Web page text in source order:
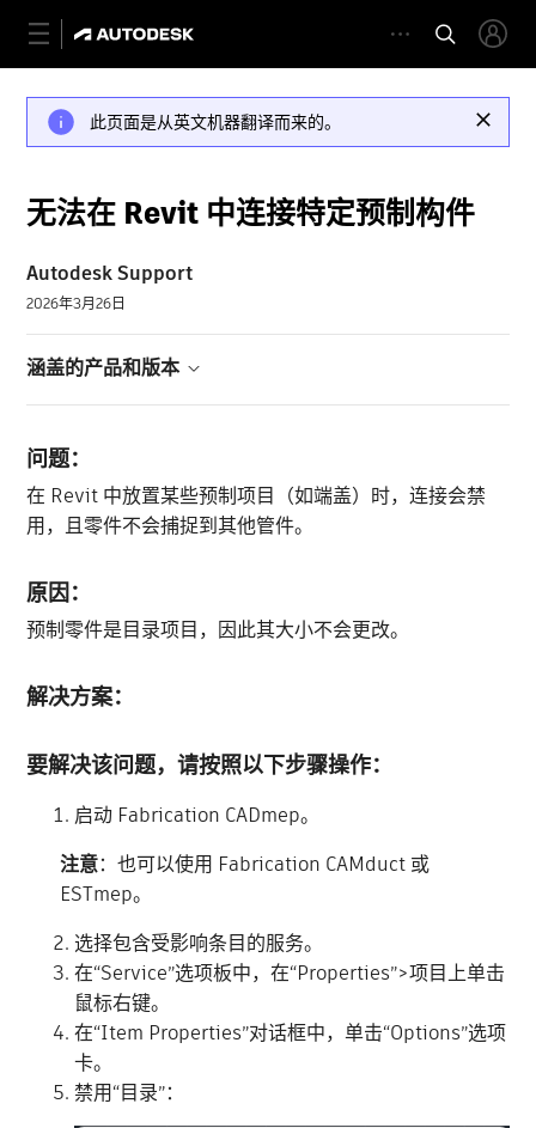
此页面是从英文机器翻译而来的。
无法在 Revit 中连接特定预制构件
Autodesk Support
2026年3月26日
涵盖的产品和版本
问题：
在 Revit 中放置某些预制项目（如端盖）时，连接会禁
用，且零件不会捕捉到其他管件。
原因：
预制零件是目录项目，因此其大小不会更改。
解决方案：
要解决该问题，请按照以下步骤操作：
启动 Fabrication CADmep。
注意：也可以使用 Fabrication CAMduct 或
ESTmep。
选择包含受影响条目的服务。
在“Service”选项板中，在“Properties”>项目上单击
鼠标右键。
在“Item Properties”对话框中，单击“Options”选项
卡。
禁用“目录”：